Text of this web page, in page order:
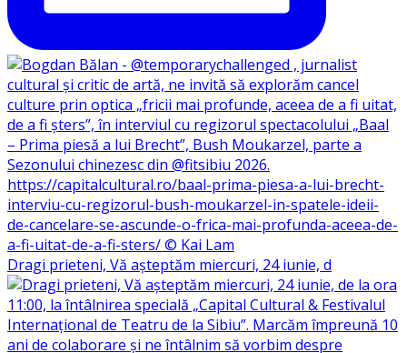
Dragi prieteni, Vă așteptăm miercuri, 24 iunie, d